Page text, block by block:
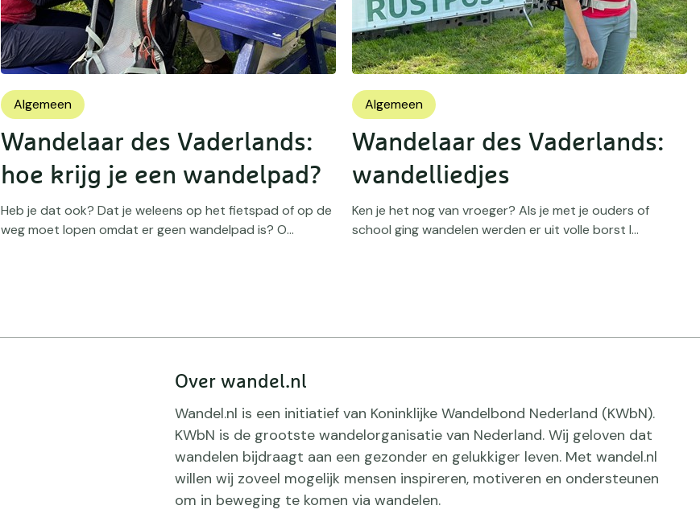
Algemeen
Wandelaar des Vaderlands:
hoe krijg je een wandelpad?
Heb je dat ook? Dat je weleens op het fietspad of op de
weg moet lopen omdat er geen wandelpad is? O...
Algemeen
Wandelaar des Vaderlands:
wandelliedjes
Ken je het nog van vroeger? Als je met je ouders of
school ging wandelen werden er uit volle borst l...
Over wandel.nl
Wandel.nl is een initiatief van Koninklijke Wandelbond Nederland (KWbN).
KWbN is de grootste wandelorganisatie van Nederland. Wij geloven dat
wandelen bijdraagt aan een gezonder en gelukkiger leven. Met wandel.nl
willen wij zoveel mogelijk mensen inspireren, motiveren en ondersteunen
om in beweging te komen via wandelen.